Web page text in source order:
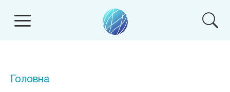
Головна